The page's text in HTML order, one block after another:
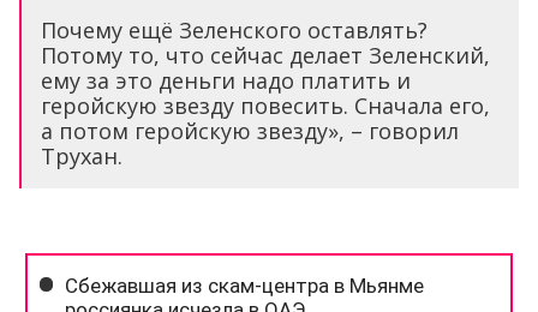
Почему ещё Зеленского оставлять?
Потому то, что сейчас делает Зеленский,
ему за это деньги надо платить и
геройскую звезду повесить. Сначала его,
а потом геройскую звезду», – говорил
Трухан.